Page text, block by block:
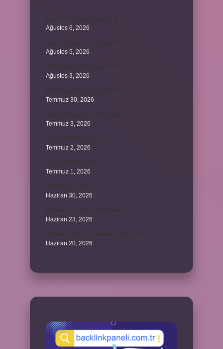
Ağustos 6, 2026
Ağustos 5, 2026
Ağustos 3, 2026
Temmuz 30, 2026
Temmuz 3, 2026
Temmuz 2, 2026
Temmuz 1, 2026
Haziran 30, 2026
Haziran 23, 2026
Haziran 20, 2026